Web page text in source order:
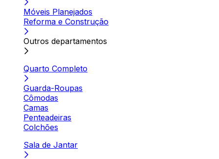
Móveis Planejados
Reforma e Construção
Outros departamentos
Quarto Completo
Guarda-Roupas
Cômodas
Camas
Penteadeiras
Colchões
Sala de Jantar